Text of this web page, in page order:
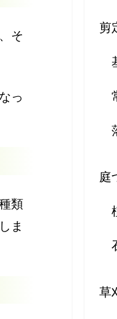
そ
っ
類
ま
剪
庭
草